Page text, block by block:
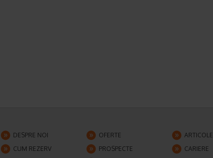
DESPRE NOI OFERTE
ARTICOLE
CUM REZERV
PROSPECTE
CARIERE